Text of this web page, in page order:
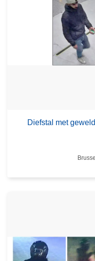
Diefstal met
Plaats
Brussel